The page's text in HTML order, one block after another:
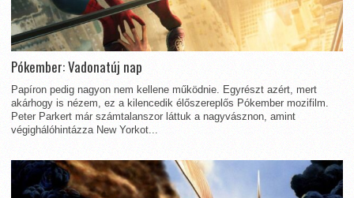
Pókember: Vadonatúj nap
Papíron pedig nagyon nem kellene működnie. Egyrészt azért, mert
akárhogy is nézem, ez a kilencedik élőszereplős Pókember mozifilm.
Peter Parkert már számtalanszor láttuk a nagyvásznon, amint
végighálóhintázza New Yorkot...